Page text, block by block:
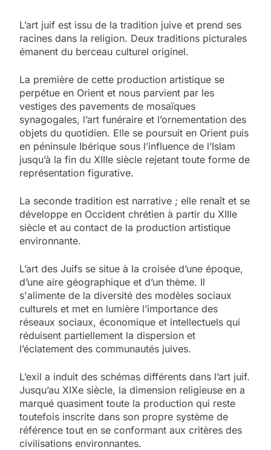
L’art juif est issu de la tradition juive et prend ses
racines dans la religion. Deux traditions picturales
émanent du berceau culturel originel.
La première de cette production artistique se
perpétue en Orient et nous parvient par les
vestiges des pavements de mosaïques
synagogales, l’art funéraire et l’ornementation des
objets du quotidien. Elle se poursuit en Orient puis
en péninsule Ibérique sous l’influence de l’Islam
jusqu’à la fin du XIIIe siècle rejetant toute forme de
représentation figurative.
La seconde tradition est narrative ; elle renaît et se
développe en Occident chrétien à partir du XIIIe
siècle et au contact de la production artistique
environnante.
L’art des Juifs se situe à la croisée d’une époque,
d’une aire géographique et d’un thème. Il
s'alimente de la diversité des modèles sociaux
culturels et met en lumière l’importance des
réseaux sociaux, économique et intellectuels qui
réduisent partiellement la dispersion et
l’éclatement des communautés juives.
L’exil a induit des schémas différents dans l’art juif.
Jusqu’au XIXe siècle, la dimension religieuse en a
marqué quasiment toute la production qui reste
toutefois inscrite dans son propre système de
référence tout en se conformant aux critères des
civilisations environnantes.